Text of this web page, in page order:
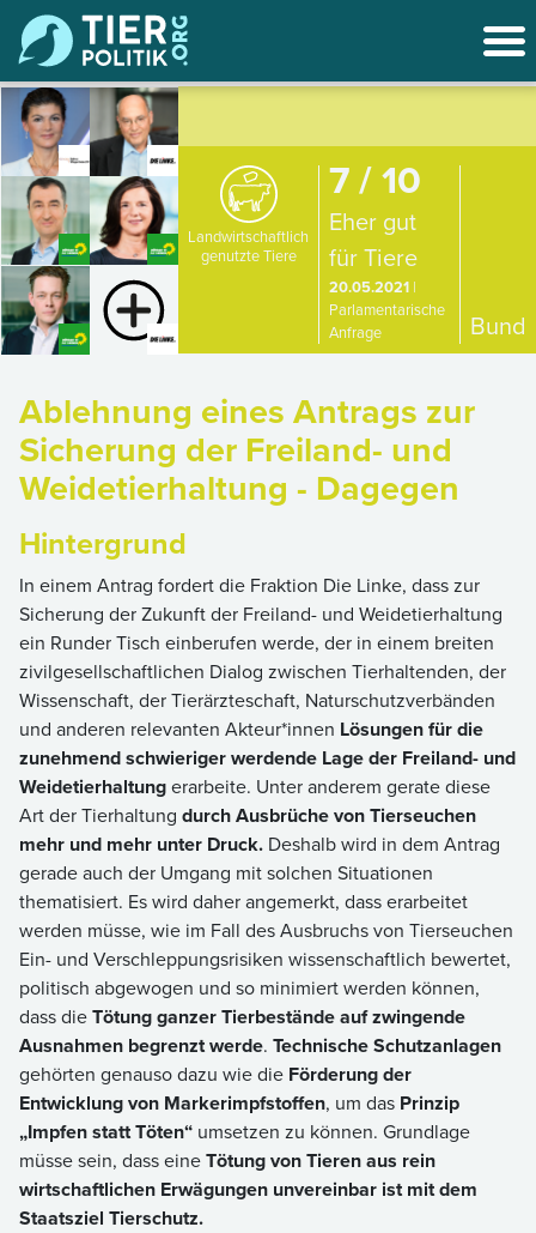
Landwirtschaftlich
genutzte Tiere
7 / 10
Eher gut
für Tiere
20.05.2021 |
Parlamentarische
Anfrage
Bund
Ablehnung eines Antrags zur
Sicherung der Freiland- und
Weidetierhaltung - Dagegen
Hintergrund
In einem Antrag fordert die Fraktion Die Linke, dass zur
Sicherung der Zukunft der Freiland- und Weidetierhaltung
ein Runder Tisch einberufen werde, der in einem breiten
zivilgesellschaftlichen Dialog zwischen Tierhaltenden, der
Wissenschaft, der Tierärzteschaft, Naturschutzverbänden
und anderen relevanten Akteur*innen Lösungen für die
zunehmend schwieriger werdende Lage der Freiland- und
Weidetierhaltungerarbeite. Unter anderem gerate diese
Art der Tierhaltung durch Ausbrüche von Tierseuchen
mehr und mehr unter Druck. Deshalb wird in dem Antrag
gerade auch der Umgang mit solchen Situationen
thematisiert. Es wird daher angemerkt, dass erarbeitet
werden müsse, wie im Fall des Ausbruchs von Tierseuchen
Ein- und Verschleppungsrisiken wissenschaftlich bewertet,
politisch abgewogen und so minimiert werden können,
dass dieTötung ganzer Tierbestände auf zwingende
Ausnahmen begrenzt werde. Technische Schutzanlagen
gehörten genauso dazu wie die Förderung der
Entwicklung von Markerimpfstoffen, um das Prinzip
„Impfen statt Töten“ umsetzen zu können. Grundlage
müsse sein, dass eineTötung von Tieren aus rein
wirtschaftlichen Erwägungen unvereinbar ist mit dem
Staatsziel Tierschutz.